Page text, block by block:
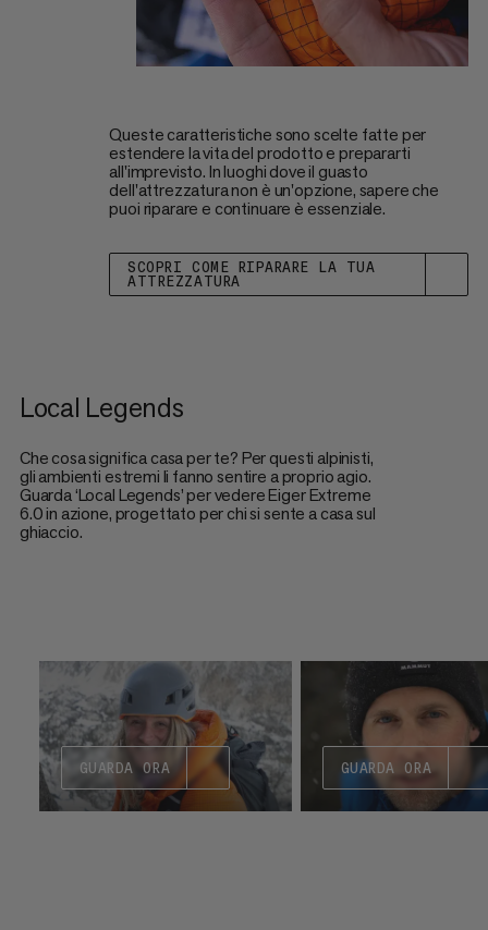
Queste caratteristiche sono scelte fatte per
estendere la vita del prodotto e prepararti
all'imprevisto. In luoghi dove il guasto
dell'attrezzatura non è un'opzione, sapere che
puoi riparare e continuare è essenziale.
SCOPRI COME RIPARARE LA TUA
ATTREZZATURA
Local Legends
Che cosa significa casa per te? Per questi alpinisti,
gli ambienti estremi li fanno sentire a proprio agio.
Guarda ‘Local Legends’ per vedere Eiger Extreme
6.0 in azione, progettato per chi si sente a casa sul
ghiaccio.
GUARDA ORA GUARDA ORA